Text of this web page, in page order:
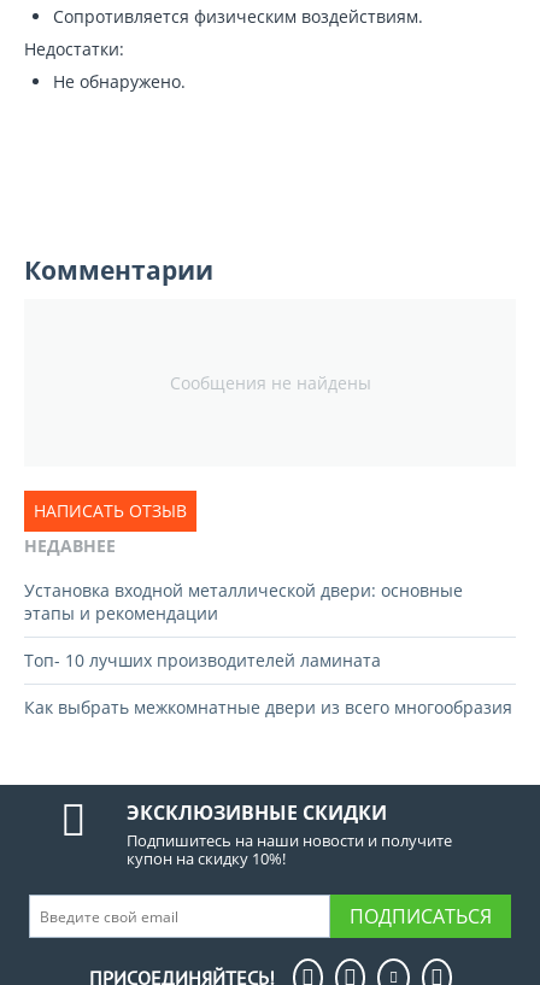
Сопротивляется физическим воздействиям.
Недостатки:
Не обнаружено.
Комментарии
Сообщения не найдены
НАПИСАТЬ ОТЗЫВ
НЕДАВНЕЕ
Установка входной металлической двери: основные
этапы и рекомендации
Топ- 10 лучших производителей ламината
Как выбрать межкомнатные двери из всего многообразия
ЭКСКЛЮЗИВНЫЕ СКИДКИ
Подпишитесь на наши новости и получите
купон на скидку 10%!
ПОДПИСАТЬСЯ
ПРИСОЕДИНЯЙТЕСЬ!